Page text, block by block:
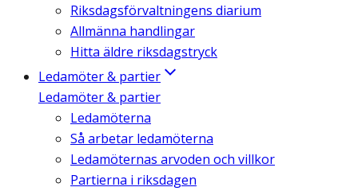
Riksdagsförvaltningens diarium
Allmänna handlingar
Hitta äldre riksdagstryck
Ledamöter & partier
Ledamöter & partier
Ledamöterna
Så arbetar ledamöterna
Ledamöternas arvoden och villkor
Partierna i riksdagen